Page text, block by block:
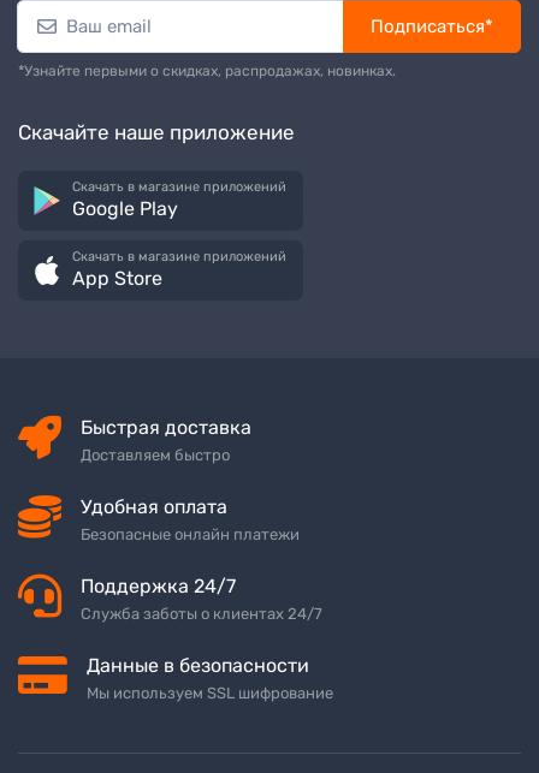
Подписаться*
*Узнайте первыми о скидках, распродажах, новинках.
Скачайте наше приложение
Скачать в магазине приложений
Google Play
Скачать в магазине приложений
App Store
Быстрая доставка
Доставляем быстро
Удобная оплата
Безопасные онлайн платежи
Поддержка 24/7
Служба заботы о клиентах 24/7
Данные в безопасности
Мы используем SSL шифрование